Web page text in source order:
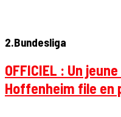
2.Bundesliga
OFFICIEL : Un
Hoffenheim file en